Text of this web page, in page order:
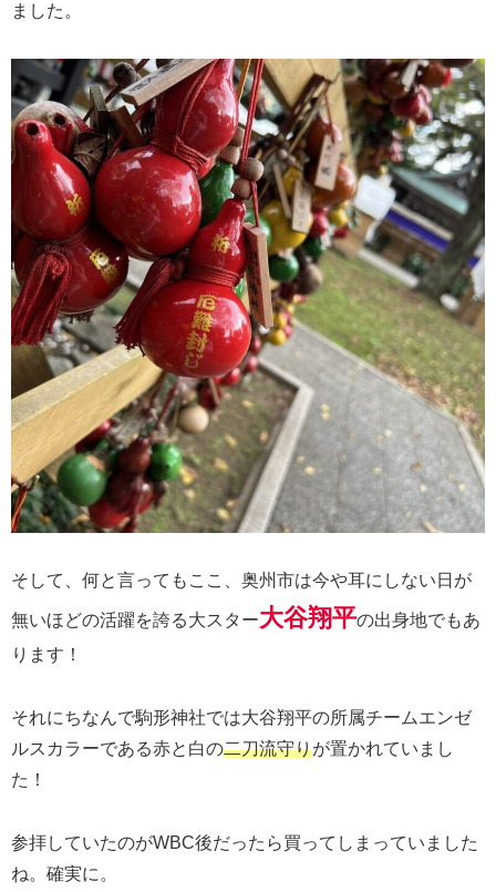
ました。
そして、何と言ってもここ、奥州市は今や耳にしない日が
無いほどの活躍を誇る大スター大谷翔平の出身地でもあ
ります！
それにちなんで駒形神社では大谷翔平の所属チームエンゼ
ルスカラーである赤と白の二刀流守りが置かれていまし
た！
参拝していたのがWBC後だったら買ってしまっていました
ね。確実に。